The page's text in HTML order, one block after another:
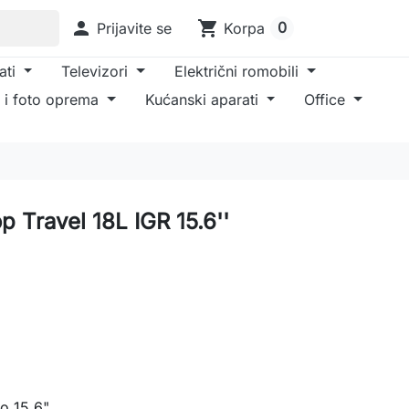
 Prijavite se shopping_cart Korpa 0
Televizori
Električni romobili
i foto oprema Kućanski aparati
Office
Travel 18L IGR 15.6''